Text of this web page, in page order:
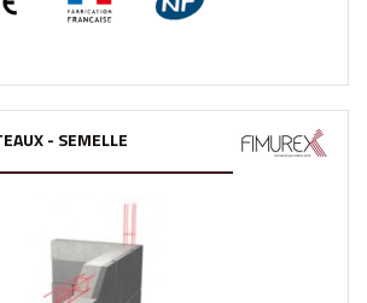
- SEMELLE